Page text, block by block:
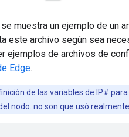
muestra un ejemplo de un
este archivo según sea
ejemplos de archivos de
Edge.
de las variables de IP#
nodo. no son que usó realmente.